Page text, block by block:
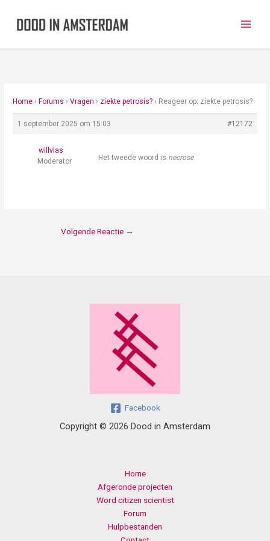
Home › Forums › Vragen › ziekte petrosis? › Reageer op: ziekte petrosis?
1 september 2025 om 15:03 #12172
willvlas
Moderator
Het tweede woord is necrose
Volgende Reactie →
Facebook
Copyright © 2026 Dood in Amsterdam
Home
Afgeronde projecten
Word citizen scientist
Forum
Hulpbestanden